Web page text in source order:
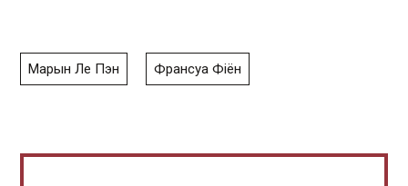
Марын Ле Пэн Франсуа Фіён